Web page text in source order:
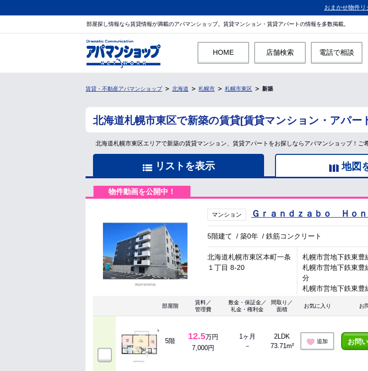
おまかせ物件リ
部屋探し情報なら賃貸情報が満載のアパマンショップ。賃貸マンション・賃貸アパートの情報を多数掲載。
HOME 店舗検索 電話で相談
賃貸・不動産アパマンショップ 北海道 札幌市 札幌市東区 新築
北海道札幌市東区で新築の賃貸[賃貸マンション・アパー
北海道札幌市東区エリアで新築の賃貸マンション、賃貸アパートをお探しならアパマンショップ！ご
リストを表示 地図
物件動画を公開中！
マンション Ｇｒａｎｄｚａｂｏ Ｈｏｎ
5階建て /築0年 /鉄筋コンクリート
北海道札幌市東区本町一条
１丁目 8-20
札幌市営地下鉄東豊
札幌市営地下鉄東豊
分
札幌市営地下鉄東豊
部屋階
賃料／
管理費
敷金・保証金／
礼金・権利金
間取り／
面積
お気に入り お
5階 12.5万円
7,000円
1ヶ月
－
2LDK
73.71m²
追加 お問